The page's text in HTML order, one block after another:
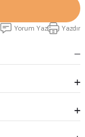
Yorum Yaz Yazdır